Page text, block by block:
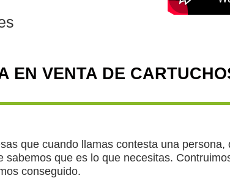
EN VENTA DE
que cuando llamas contesta una
que es lo que necesitas.
conseguido.